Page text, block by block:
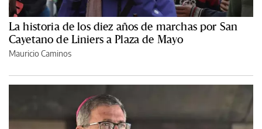
La historia de los diez años de marchas por San
Cayetano de Liniers a Plaza de Mayo
Mauricio Caminos